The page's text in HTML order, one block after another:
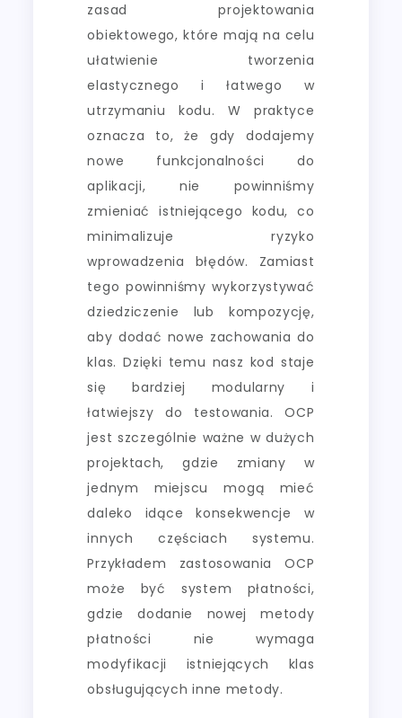
zasad projektowania
obiektowego, które mają na celu
ułatwienie tworzenia
elastycznego i łatwego w
utrzymaniu kodu. W praktyce
oznacza to, że gdy dodajemy
nowe funkcjonalności do
aplikacji, nie powinniśmy
zmieniać istniejącego kodu, co
minimalizuje ryzyko
wprowadzenia błędów. Zamiast
tego powinniśmy wykorzystywać
dziedziczenie lub kompozycję,
aby dodać nowe zachowania do
klas. Dzięki temu nasz kod staje
się bardziej modularny i
łatwiejszy do testowania. OCP
jest szczególnie ważne w dużych
projektach, gdzie zmiany w
jednym miejscu mogą mieć
daleko idące konsekwencje w
innych częściach systemu.
Przykładem zastosowania OCP
może być system płatności,
gdzie dodanie nowej metody
płatności nie wymaga
modyfikacji istniejących klas
obsługujących inne metody.